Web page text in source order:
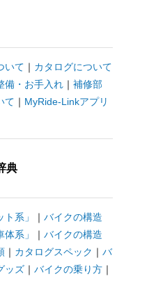
いて ｜ カタログについて
備・お手入れ｜ 補修部
て ｜ MyRide-Linkアプリ
典
系」 ｜ バイクの構造
系」 ｜ バイクの構造
｜ カタログスペック ｜ バ
ッズ｜ バイクの乗り方｜